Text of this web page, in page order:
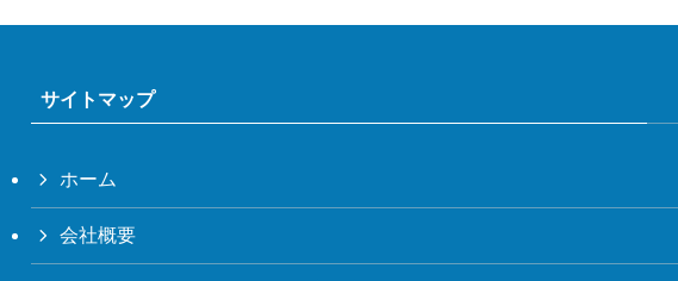
サイトマップ
ホーム
会社概要